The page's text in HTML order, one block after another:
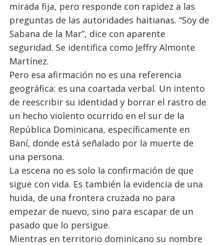
mirada fija, pero responde con rapidez a las
preguntas de las autoridades haitianas. “Soy de
Sabana de la Mar”, dice con aparente
seguridad. Se identifica como Jeffry Almonte
Martínez.
Pero esa afirmación no es una referencia
geográfica: es una coartada verbal. Un intento
de reescribir su identidad y borrar el rastro de
un hecho violento ocurrido en el sur de la
República Dominicana, específicamente en
Baní, donde está señalado por la muerte de
una persona.
La escena no es solo la confirmación de que
sigue con vida. Es también la evidencia de una
huida, de una frontera cruzada no para
empezar de nuevo, sino para escapar de un
pasado que lo persigue.
Mientras en territorio dominicano su nombre